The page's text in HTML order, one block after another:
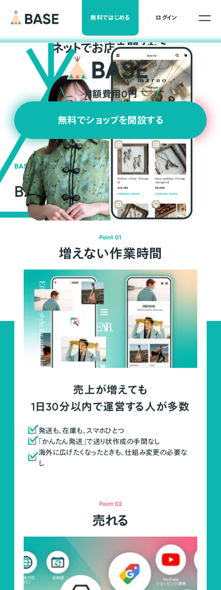
無料ではじめる ログイン
ネットでお店を開くなら
月額費用0円
無料でショップを開設する
BASEの強み
BASEが強い3つの理由
Point 01
増えない作業時間
売上が増えても
1日30分以内で運営する人が多数
発送も、在庫も、スマホひとつ
「かんたん発送」で送り状作成の手間なし
海外に広げたくなったときも、仕組み変更の必要な
し
Point 02
売れる